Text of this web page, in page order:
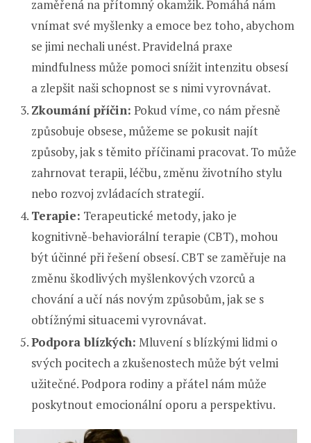
zaměřená na přítomný okamžik. Pomáhá nám
vnímat své myšlenky a emoce bez toho, abychom
se jimi nechali unést. Pravidelná praxe
mindfulness může pomoci snížit intenzitu obsesí
a zlepšit naši schopnost se s nimi vyrovnávat.
Zkoumání příčin: Pokud víme, co nám přesně
způsobuje obsese, můžeme se pokusit najít
způsoby, jak s těmito příčinami pracovat. To může
zahrnovat terapii, léčbu, změnu životního stylu
nebo rozvoj zvládacích strategií.
Terapie: Terapeutické metody, jako je
kognitivně-behaviorální terapie (CBT), mohou
být účinné při řešení obsesí. CBT se zaměřuje na
změnu škodlivých myšlenkových vzorců a
chování a učí nás novým způsobům, jak se s
obtížnými situacemi vyrovnávat.
Podpora blízkých: Mluvení s blízkými lidmi o
svých pocitech a zkušenostech může být velmi
užitečné. Podpora rodiny a přátel nám může
poskytnout emocionální oporu a perspektivu.